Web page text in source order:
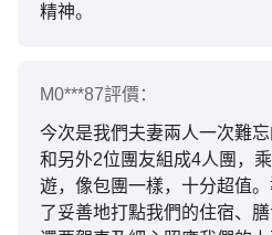
精神。
M0***87評價：
今次是我們夫妻兩人一次難
和另外2位團友組成4人團，
遊，像包團一樣，十分超值
了妥善地打點我們的住宿、膳